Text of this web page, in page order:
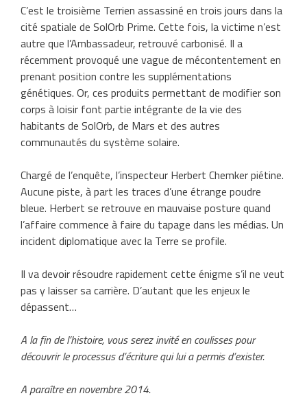
C’est le troisième Terrien assassiné en trois jours dans la
cité spatiale de SolOrb Prime. Cette fois, la victime n’est
autre que l’Ambassadeur, retrouvé carbonisé. Il a
récemment provoqué une vague de mécontentement en
prenant position contre les supplémentations
génétiques. Or, ces produits permettant de modifier son
corps à loisir font partie intégrante de la vie des
habitants de SolOrb, de Mars et des autres
communautés du système solaire.
Chargé de l’enquête, l’inspecteur Herbert Chemker piétine.
Aucune piste, à part les traces d’une étrange poudre
bleue. Herbert se retrouve en mauvaise posture quand
l’affaire commence à faire du tapage dans les médias. Un
incident diplomatique avec la Terre se profile.
Il va devoir résoudre rapidement cette énigme s’il ne veut
pas y laisser sa carrière. D’autant que les enjeux le
dépassent…
A la fin de l’histoire, vous serez invité en coulisses pour
découvrir le processus d’écriture qui lui a permis d’exister.
A paraître en novembre 2014.